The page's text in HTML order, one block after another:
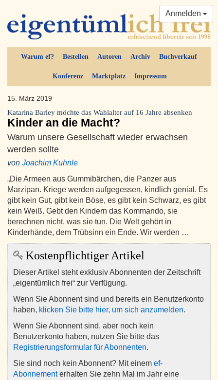
Warum ef? Bestellen Autoren Archiv Buchverkauf
Konferenz Marktplatz Impressum
Anmelden
15. März 2019
Katarina Barley möchte das Wahlalter auf 16 Jahre absenken
Kinder an die Macht?
Warum unsere Gesellschaft wieder erwachsen
werden sollte
von Joachim Kuhnle
„Die Armeen aus Gummibärchen, die Panzer aus
Marzipan. Kriege werden aufgegessen, kindlich genial. Es
gibt kein Gut, gibt kein Böse, es gibt kein Schwarz, es gibt
kein Weiß. Gebt den Kindern das Kommando, sie
berechnen nicht, was sie tun. Die Welt gehört in
Kinderhände, dem Trübsinn ein Ende. Wir werden …
Kostenpflichtiger Artikel
Dieser Artikel steht exklusiv Abonnenten der Zeitschrift
„eigentümlich frei“ zur Verfügung.
Wenn Sie Abonnent sind und bereits ein Benutzerkonto
haben, klicken Sie bitte hier, um sich anzumelden.
Wenn Sie Abonnent sind, aber noch kein
Benutzerkonto haben, nutzen Sie bitte das
Registrierungsformular für Abonnenten.
Sie sind noch kein Abonnent? Mit einem ef-
Abonnementerhalten Sie zehn Mal im Jahr eine